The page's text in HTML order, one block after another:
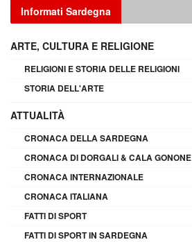
Informati Sardegna
ARTE, CULTURA E RELIGIONE
RELIGIONI E STORIA DELLE RELIGIONI
STORIA DELL'ARTE
ATTUALITÀ
CRONACA DELLA SARDEGNA
CRONACA DI DORGALI & CALA GONONE
CRONACA INTERNAZIONALE
CRONACA ITALIANA
FATTI DI SPORT
FATTI DI SPORT IN SARDEGNA